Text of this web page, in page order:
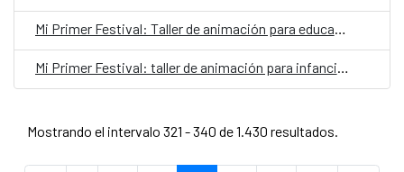
Mi Primer Festival: Taller de animación para educadores
Mi Primer Festival: taller de animación para infancias
Mostrando el intervalo 321 - 340 de 1.430 resultados.